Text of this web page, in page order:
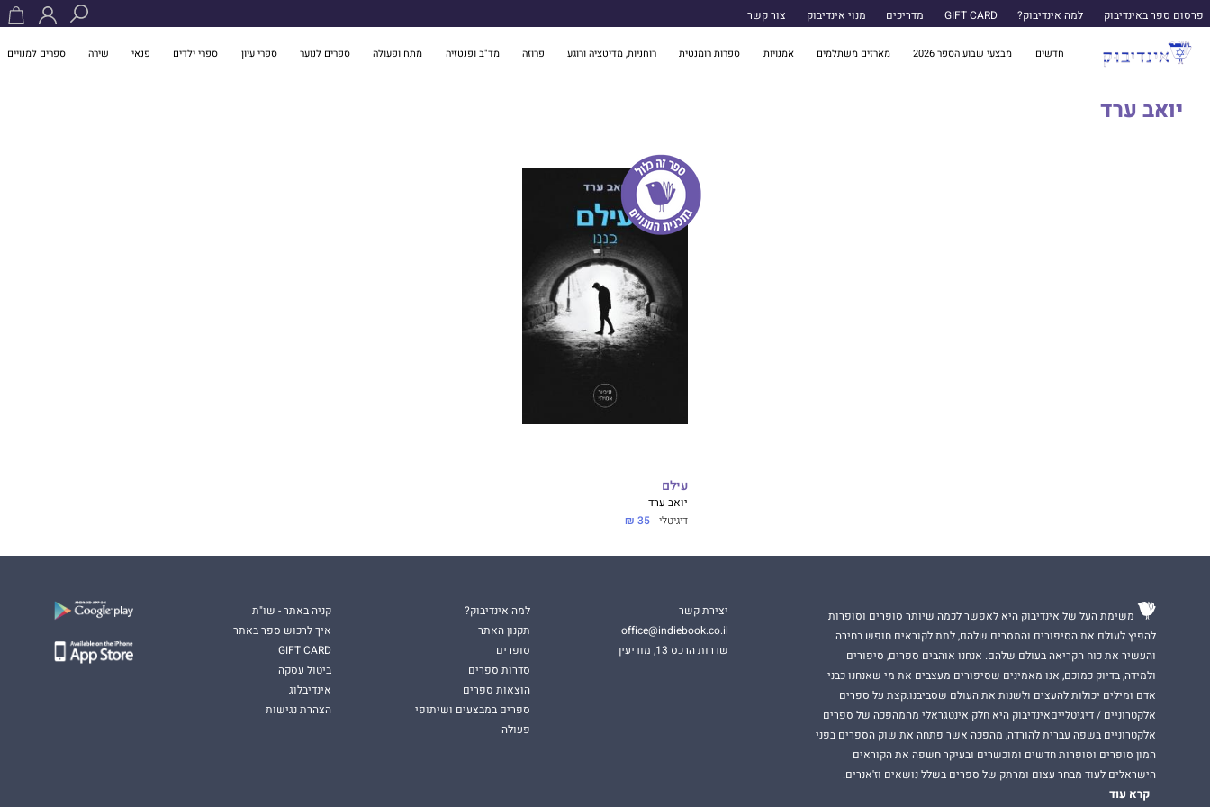
פרסום ספר באינדיבוק למה אינדיבוק? GIFT CARD מדריכים מנוי אינדיבוק צור קשר
חדשים מבצעי שבוע הספר 2026 מארזים משתלמים אמנויות ספרות רומנטית רוחניות, מדיטציה ורוגע פרוזה מד"ב ופנטזיה מתח ופעולה ספרים לנוער ספרי עיון ספרי ילדים פנאי שירה ספרים למנויים
יואב ערד
עילם
יואב ערד
דיגיטלי 35 ₪
משימת העל של אינדיבוק היא לאפשר לכמה שיותר סופרים וסופרות
להפיץ לעולם את הסיפורים והמסרים שלהם, לתת לקוראים חופש בחירה
והעשיר את כוח הקריאה בעולם שלהם. אנחנו אוהבים ספרים, סיפורים
ולמידה, בדיוק כמוכם, אנו מאמינים שסיפורים מעצבים את מי שאנחנו כבני
אדם ומילים יכולות להעצים ולשנות את העולם שסביבנו.קצת על ספרים
אלקטרוניים / דיגיטלייםאינדיבוק היא חלק אינטגראלי מהמהפכה של ספרים
אלקטרוניים בשפה עברית להורדה, מהפכה אשר פתחה את שוק הספרים בפני
המון סופרים וסופרות חדשים ומוכשרים ובעיקר חשפה את הקוראים
הישראלים לעוד מבחר עצום ומרתק של ספרים בשלל נושאים וז'אנרים.
קרא עוד
יצירת קשר
office@indiebook.co.il
שדרות הרכס 13, מודיעין
למה אינדיבוק?
תקנון האתר
סופרים
סדרות ספרים
הוצאות ספרים
ספרים במבצעים ושיתופי
פעולה
קניה באתר - שו"ת
איך לרכוש ספר באתר
GIFT CARD
ביטול עסקה
אינדיבלוג
הצהרת נגישות